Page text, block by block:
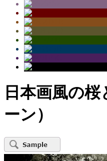
日本画風の桜
ーン）